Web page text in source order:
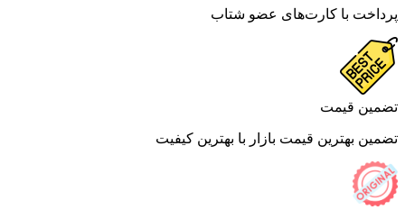
با کارت‌های عضو شتاب
قیمت
بهترین قیمت بازار با بهترین کیفیت